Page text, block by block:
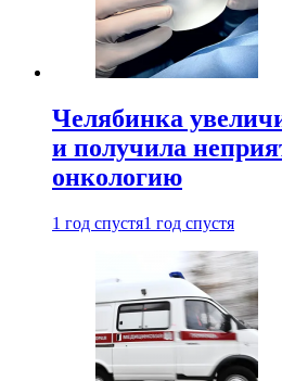
Челябинка
и получила
онкологию
1 год спустя1 год спустя